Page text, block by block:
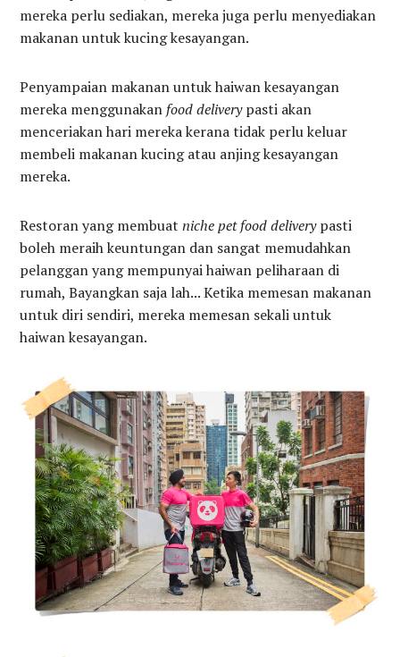
mereka perlu sediakan, mereka juga perlu menyediakan
makanan untuk kucing kesayangan.
Penyampaian makanan untuk haiwan kesayangan
mereka menggunakan food deliverypasti akan
menceriakan hari mereka kerana tidak perlu keluar
membeli makanan kucing atau anjing kesayangan
mereka.
Restoran yang membuat niche pet food deliverypasti
boleh meraih keuntungan dan sangat memudahkan
pelanggan yang mempunyai haiwan peliharaan di
rumah, Bayangkan saja lah... Ketika memesan makanan
untuk diri sendiri, mereka memesan sekali untuk
haiwan kesayangan.